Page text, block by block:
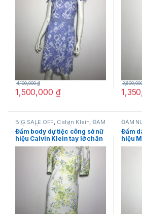
1,500,000 ₫
4,100,000₫
BIG SALE OFF Calvin Klein ,ĐẦM
NỮ, THỜI TRANG NỮ
Đầm body dự tiệc công sở nữ
hiệu Calvin Klein tay lở chân
váy đuôi cá màu trắng họa
tiết hoa màu vàng size 2
chính hãng
ĐẦM
Studio
Đầm
hiệu
cổ tim
bèo
chính